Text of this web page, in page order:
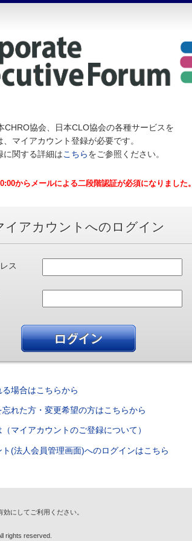
CHRO協会、日本CLO協会の各種サービスを
マイアカウント登録が必要です。
に関する詳細はこちらをご参照ください。
からメールによる二段階認証が必須になりました。
イアカウントへのログイン
ス
場合はこちらから
れた方・変更希望の方はこちらから
マイアカウントのご登録について）
(法人会員管理画面)へのログインはこちら
にしてご利用ください。
rights reserved.